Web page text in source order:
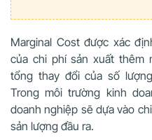
Marginal Cost được xác
của chi phí sản xuất thêm
tổng thay đổi của số
Trong môi trường kinh
doanh nghiệp sẽ dựa vào
sản lượng đầu ra.